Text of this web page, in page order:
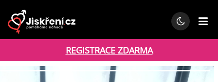
REGISTRACE ZDARMA